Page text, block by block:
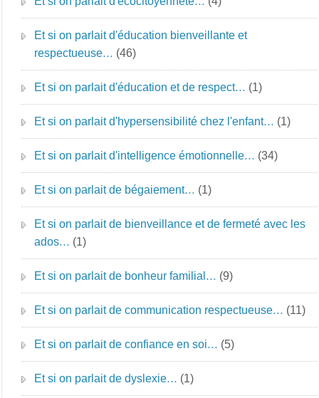
Et si on parlait d'éducation bienveillante et
respectueuse… (46)
Et si on parlait d'éducation et de respect… (1)
Et si on parlait d'hypersensibilité chez l'enfant… (1)
Et si on parlait d'intelligence émotionnelle… (34)
Et si on parlait de bégaiement… (1)
Et si on parlait de bienveillance et de fermeté avec les
ados… (1)
Et si on parlait de bonheur familial… (9)
Et si on parlait de communication respectueuse… (11)
Et si on parlait de confiance en soi… (5)
Et si on parlait de dyslexie… (1)